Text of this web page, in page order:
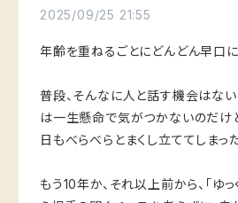
2025/09/25 21:55
年齢を重ねるごとにどんどん早口に
普段、そんなに人と話す機会はな
は一生懸命で気がつかないのだけど
日もべらべらとまくし立ててしまっ
もう10年か、それ以上前から、「ゆ